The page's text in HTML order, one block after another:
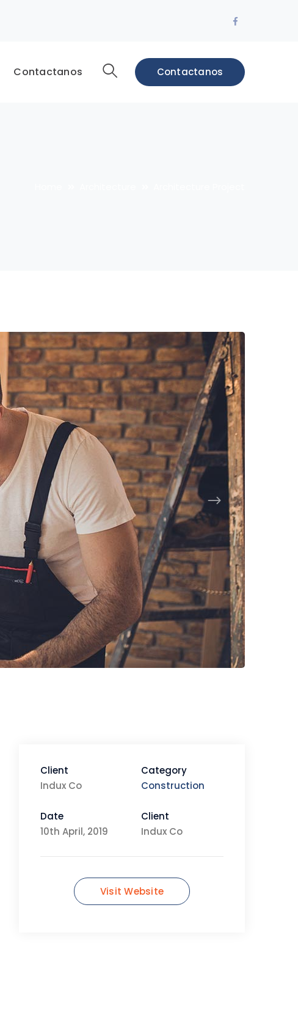
Facebook
Contactanos
Contactanos
Client
Indux Co
Category
Construction
Date
10th April, 2019
Client
Indux Co
Visit Website